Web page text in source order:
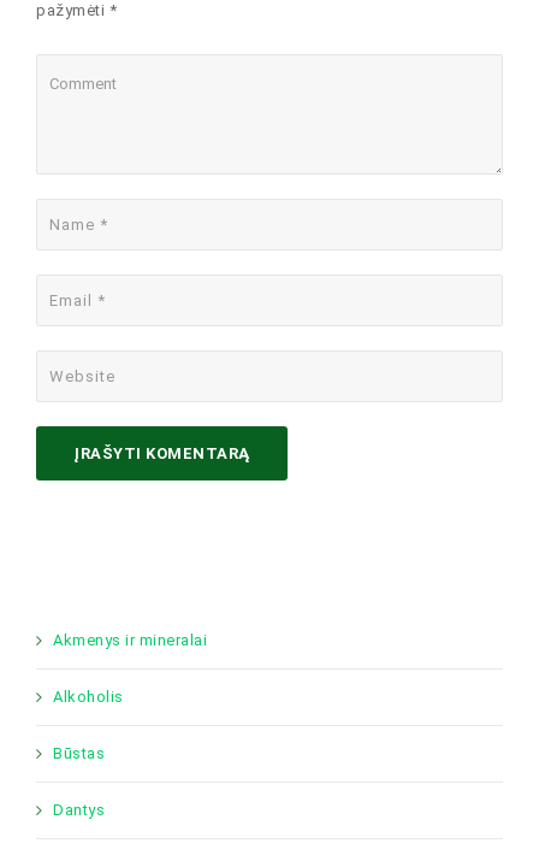
pažymėti *
Akmenys ir mineralai
Alkoholis
Būstas
Dantys